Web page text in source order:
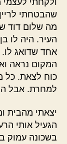
שהבטחתי
מה שלום דוד
העיר. היה לו
אחד שדואג
המקום נראה
כוח לצאת. כל
למחרת. אבל
יצאתי מהבית
הגעיל אותי
בשכונה עמוק